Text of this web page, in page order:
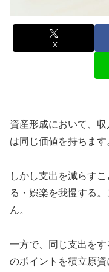
X
資産形成において、
は同じ価値を持ちます
しかし支出を減らす
る・娯楽を我慢する
ん。
一方で、同じ支出を
のポイントを積立原